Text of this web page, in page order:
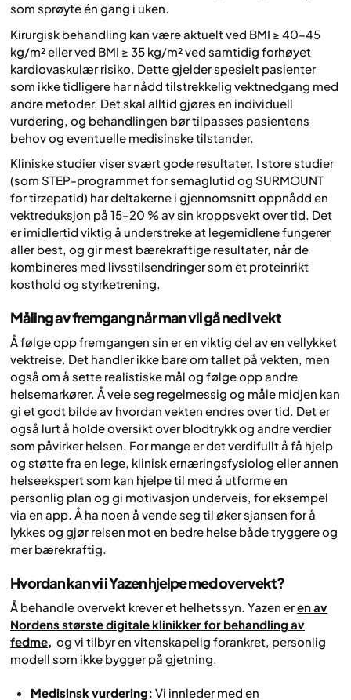
som sprøyte én gang i uken.
Kirurgisk behandling kan være aktuelt ved BMI ≥ 40–45
kg/m² eller ved BMI ≥ 35 kg/m² ved samtidig forhøyet
kardiovaskulær risiko. Dette gjelder spesielt pasienter
som ikke tidligere har nådd tilstrekkelig vektnedgang med
andre metoder. Det skal alltid gjøres en individuell
vurdering, og behandlingen bør tilpasses pasientens
behov og eventuelle medisinske tilstander.
Kliniske studier viser svært gode resultater. I store studier
(som STEP-programmet for semaglutid og SURMOUNT
for tirzepatid) har deltakerne i gjennomsnitt oppnådd en
vektreduksjon på 15–20 % av sin kroppsvekt over tid. Det
er imidlertid viktig å understreke at legemidlene fungerer
aller best, og gir mest bærekraftige resultater, når de
kombineres med livsstilsendringer som et proteinrikt
kosthold og styrketrening.
Måling av fremgang når man vil gå ned i vekt
Å følge opp fremgangen sin er en viktig del av en vellykket
vektreise. Det handler ikke bare om tallet på vekten, men
også om å sette realistiske mål og følge opp andre
helsemarkører. Å veie seg regelmessig og måle midjen kan
gi et godt bilde av hvordan vekten endres over tid. Det er
også lurt å holde oversikt over blodtrykk og andre verdier
som påvirker helsen. For mange er det verdifullt å få hjelp
og støtte fra en lege, klinisk ernæringsfysiolog eller annen
helseekspert som kan hjelpe til med å utforme en
personlig plan og gi motivasjon underveis, for eksempel
via en app. Å ha noen å vende seg til øker sjansen for å
lykkes og gjør reisen mot en bedre helse både tryggere og
mer bærekraftig.
Hvordan kan vi i Yazen hjelpe med overvekt?
Å behandle overvekt krever et helhetssyn. Yazen eren av
Nordens største digitale klinikker for behandling av
fedme, og vi tilbyr en vitenskapelig forankret, personlig
modell som ikke bygger på gjetning.
Medisinsk vurdering: Vi innleder med en